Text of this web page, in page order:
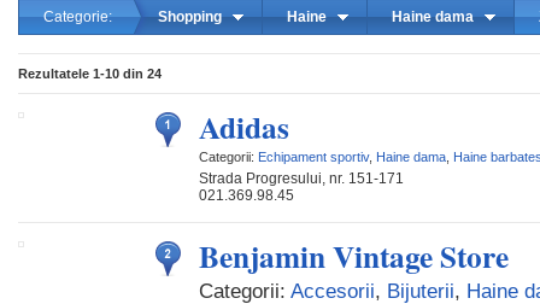
Categorie: Shopping Haine Haine dama
Rezultatele 1-10 din 24
Adidas
Categorii: Echipament sportiv, Haine dama Haine
Strada Progresului, nr. 151-171
021.369.98.45
Benjamin Vintage Store
Categorii: Accesorii, Bijuterii, Haine